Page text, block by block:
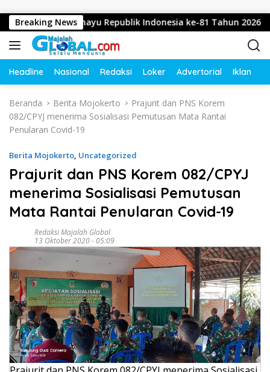
Breaking News
Dirgahayu Republik Indonesia ke-81 Tahun 2026
Headline Nasional Redaksi Loker Advertorial Iklan
Beranda Berita Mojokerto
Prajurit dan PNS Korem
082/CPYJ menerima Sosialisasi Pemutusan Mata Rantai
Penularan Covid-19
Berita Mojokerto, Uncategorized
Prajurit dan PNS Korem 082/CPYJ
menerima Sosialisasi Pemutusan
Mata Rantai Penularan Covid-19
Redaksi Majalah Global
13 Oktober 2020 - 05:09